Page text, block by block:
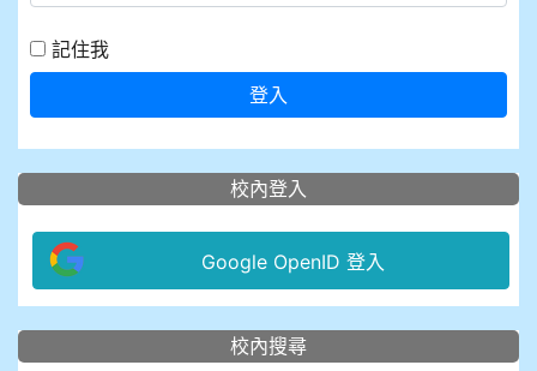
記住我
登入
校內登入
Google OpenID 登入
::: 校內搜尋